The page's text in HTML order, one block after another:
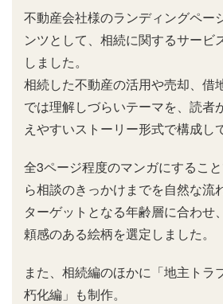
不動産会社様のランディングペー
ンツとして、相続に関するサービ
しました。
相続した不動産の活用や売却、借
では理解しづらいテーマを、読者
えやすいストーリー形式で構成し
全3ページ程度のマンガにするこ
ら相談のきっかけまでを自然な流
ターゲットとなる年齢層に合わせ
頼感のある絵柄を選定しました。
また、相続編のほかに「地主トラ
朽化編」も制作。